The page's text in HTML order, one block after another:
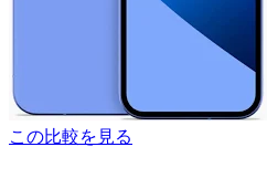
この比較を見る